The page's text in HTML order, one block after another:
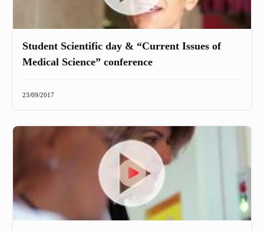
Student Scientific day & “Current Issues of
Medical Science” conference
23/09/2017